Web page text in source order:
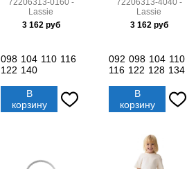
72206313-0160 -
Lassie
3 162руб
098 104 110 116
122 140
В
корзину
72206313-4040 -
Lassie
3 162руб
092 098 104 110
116 122 128 134
В
корзину